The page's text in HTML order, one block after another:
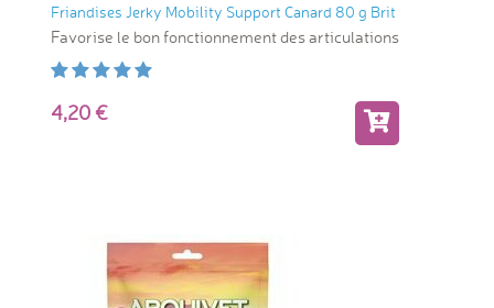
Friandises Jerky Mobility Support Canard 80 g Brit
Favorise le bon fonctionnement des articulations
4,20